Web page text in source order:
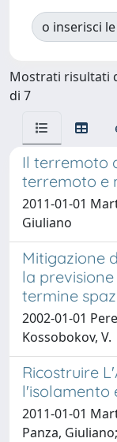
o inserisci
Mostrati risultati
di 7
Il terremoto
terremoto e
2011-01-01
Giuliano
Mitigazione
la
termine
2002-01-01
Kossobokov, V.
Ricostruire
l'isolamento
2011-01-01
Panza,